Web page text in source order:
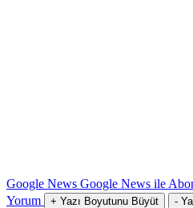
Google News Google News ile
Yorum
+ Yazı Boyutunu Büyüt -